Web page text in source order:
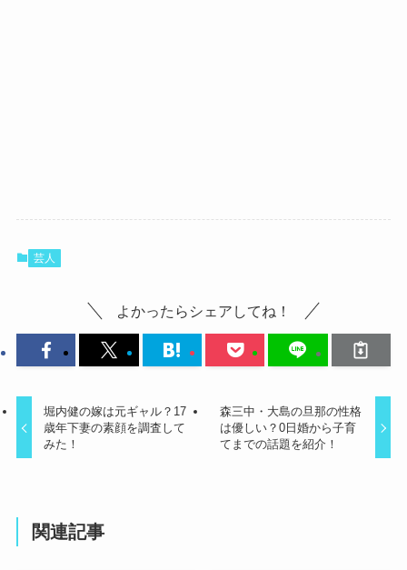
芸人
よかったらシェアしてね！
堀内健の嫁は元ギャル？17
歳年下妻の素顔を調査して
みた！
森三中・大島の旦那の性格
は優しい？0日婚から子育
てまでの話題を紹介！
関連記事